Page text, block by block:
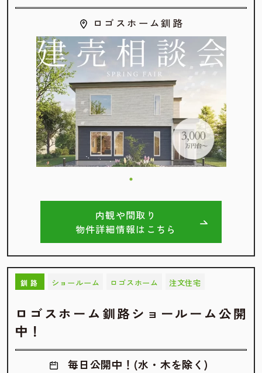
ロゴスホーム釧路
内観や間取り
物件詳細情報はこちら
釧路 ショールーム ロゴスホーム 注文住宅
ロゴスホーム釧路ショールーム公開
中！
毎日公開中！(水・木を除く)